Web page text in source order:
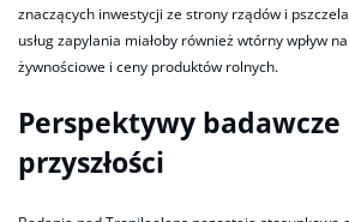
znaczących inwestycji ze strony rządów i
usług zapylania miałoby również wtórny wpływ
żywnościowe i ceny produktów rolnych.
Perspektywy
przyszłości